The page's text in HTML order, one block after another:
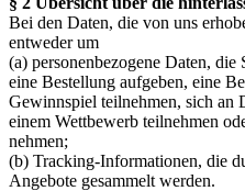
Bei den Daten, die von uns
entweder um
(a) personenbezogene Daten,
eine Bestellung aufgeben, eine
Gewinnspiel teilnehmen, sich an
einem Wettbewerb teilnehmen
nehmen;
(b) Tracking-Informationen, die
Angebote gesammelt werden.